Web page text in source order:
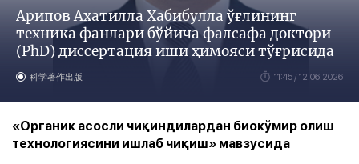
Арипов Ахатилла Хабибулла ўғлининг
техника фанлари бўйича фалсафа доктори
(PhD) диссертация иши ҳимояси тўғрисида
科学著作出版 11:45 / 12.06.2026
«Органик асосли чиқиндилардан биокўмир олиш
технологиясини ишлаб чиқиш» мавзусида